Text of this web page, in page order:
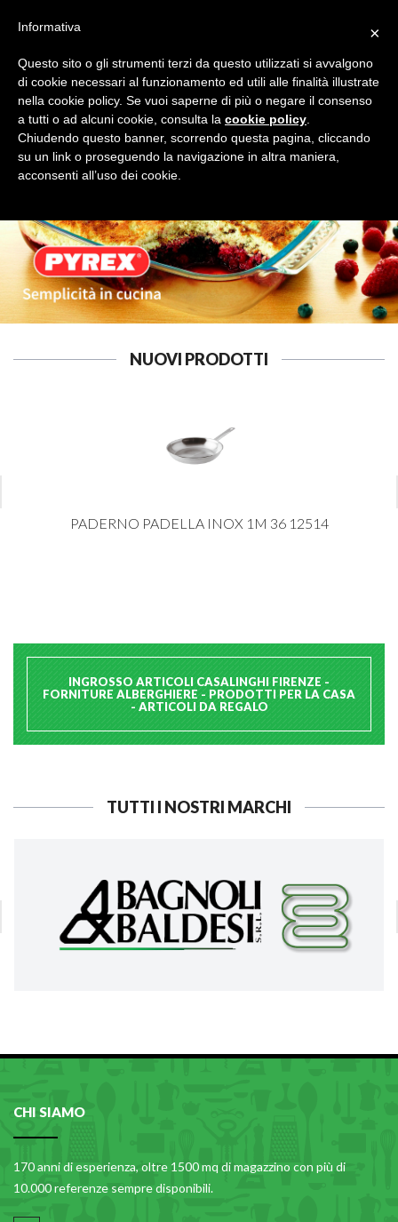
PORCELLANA Cerca
NUOVI PRODOTTI
PADERNO PADELLA INOX 1M 36 12514
INGROSSO ARTICOLI CASALINGHI FIRENZE -
FORNITURE ALBERGHIERE - PRODOTTI PER LA CASA
- ARTICOLI DA REGALO
TUTTI I NOSTRI MARCHI
CHI SIAMO
170 anni di esperienza, oltre 1500 mq di magazzino con più di
10.000 referenze sempre disponibili.
×
Informativa
Questo sito o gli strumenti terzi da questo utilizzati si avvalgono
di cookie necessari al funzionamento ed utili alle finalità illustrate
nella cookie policy. Se vuoi saperne di più o negare il consenso
a tutti o ad alcuni cookie, consulta la cookie policy
Chiudendo questo banner, scorrendo questa pagina, cliccando
su un link o proseguendo la navigazione in altra maniera,
acconsenti all’uso dei cookie.